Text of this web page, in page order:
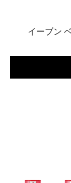
イーブン